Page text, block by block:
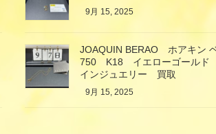
9月 15, 2025
JOAQUIN BERAO ホアキ
750 K18 イエローゴールド
インジュエリー 買取
9月 15, 2025